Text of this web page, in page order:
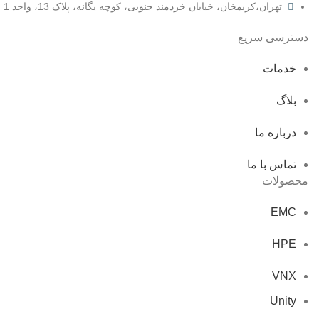
تهران،کریمخان، خیابان خردمند جنوبی، کوچه یگانه، پلاک 13، واحد 1
دسترسی سریع
خدمات
بلاگ
درباره ما
تماس با ما
محصولات
EMC
HPE
VNX
Unity